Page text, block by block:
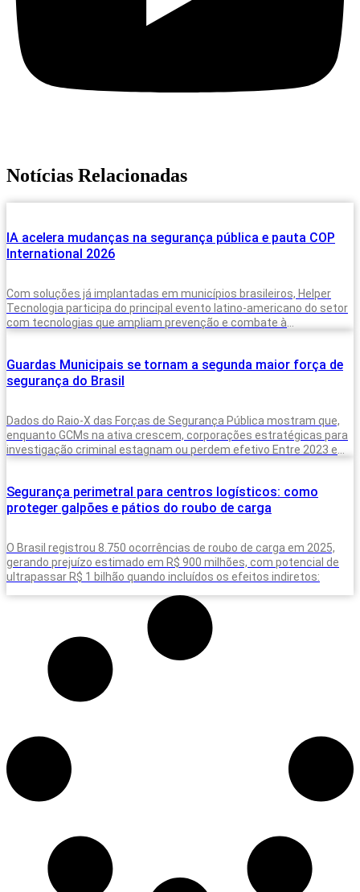
Notícias Relacionadas
IA acelera mudanças na segurança pública e pauta COP
International 2026
Com soluções já implantadas em municípios brasileiros, Helper
Tecnologia participa do principal evento latino-americano do setor
com tecnologias que ampliam prevenção e combate à
Guardas Municipais se tornam a segunda maior força de
segurança do Brasil
Dados do Raio-X das Forças de Segurança Pública mostram que,
enquanto GCMs na ativa crescem, corporações estratégicas para
investigação criminal estagnam ou perdem efetivo Entre 2023 e
Segurança perimetral para centros logísticos: como
proteger galpões e pátios do roubo de carga
O Brasil registrou 8.750 ocorrências de roubo de carga em 2025,
gerando prejuízo estimado em R$ 900 milhões, com potencial de
ultrapassar R$ 1 bilhão quando incluídos os efeitos indiretos: